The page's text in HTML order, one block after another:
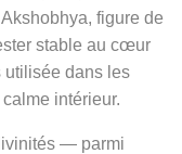
figure de
stable au cœur
utilisée dans les
intérieur.
— parmi